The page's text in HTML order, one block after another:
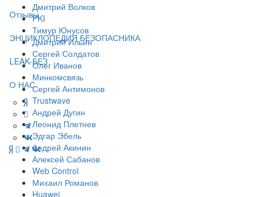
Отзывы
ЭНЦИКЛОПЕДИЯ БЕЗОПАСНИКА
LEAK-БЕЗ
О НАС
Дмитрий Волков
PKI
Тимур Юнусов
Дмитрий Ильин
Сергей Солдатов
Олег Иванов
Минкомсвязь
Сергей Антимонов
Trustwave
Андрей Дугин
Леонид Плетнев
Эдгар Эбель
Андрей Акинин
Алексей Сабанов
Web Control
Михаил Романов
Huawei